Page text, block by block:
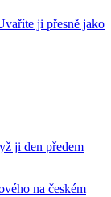
ji přesně jako
ji den předem
na českém